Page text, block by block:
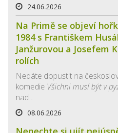
24.06.2026
Na Primě se objeví
1984 s Františkem
Janžurovou a Josefem
rolích
Nedáte dopustit na
komedie Všichni musí být v
nad ..
08.06.2026